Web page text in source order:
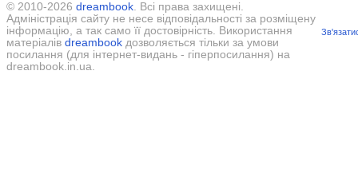
© 2010-2026 dreambook. Всі права захищені.
Адміністрація сайту не несе відповідальності за розміщену
інформацію, а так само її достовірність. Використання
матеріалів dreambook дозволяється тільки за умови
посилання (для інтернет-видань - гіперпосилання) на
dreambook.in.ua.